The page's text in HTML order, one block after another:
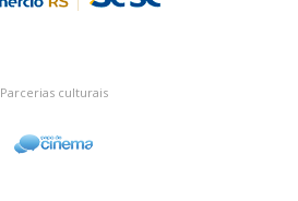
Parcerias culturais